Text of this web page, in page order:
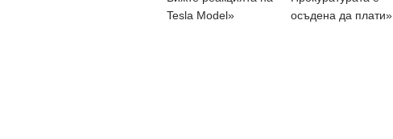
Tesla Model»
осъдена да плати»